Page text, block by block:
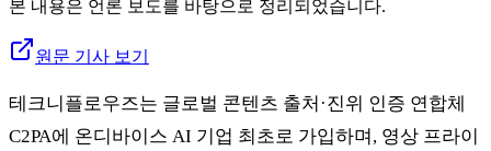
본 내용은 언론 보도를 바탕으로 정리되었습니다.
원문 기사 보기
테크니플로우즈는 글로벌 콘텐츠 출처·진위 인증 연합체
C2PA에 온디바이스 AI 기업 최초로 가입하며, 영상 프라이